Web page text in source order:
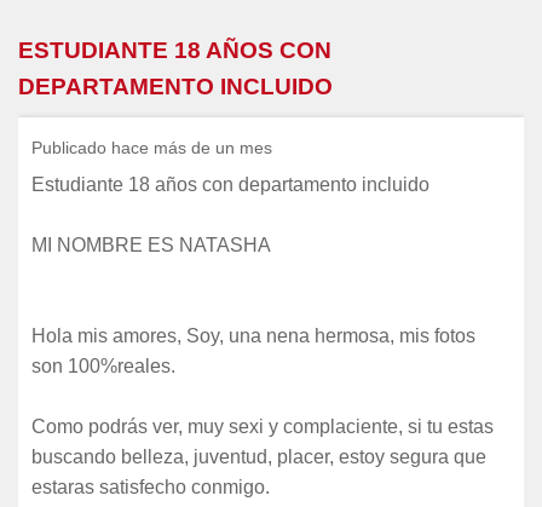
ESTUDIANTE 18 AÑOS CON
DEPARTAMENTO INCLUIDO
Publicado hace más de un mes
Estudiante 18 años con departamento incluido
MI NOMBRE ES NATASHA
Hola mis amores, Soy, una nena hermosa, mis fotos
son 100%reales.
Como podrás ver, muy sexi y complaciente, si tu estas
buscando belleza, juventud, placer, estoy segura que
estaras satisfecho conmigo.